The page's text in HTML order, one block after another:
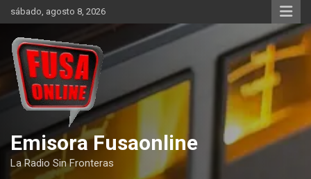
Skip
to
content
sábado, agosto 8, 2026
Emisora Fusaonline
La Radio Sin Fronteras